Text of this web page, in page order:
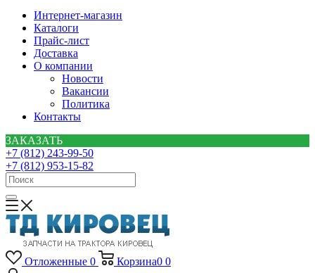
Интернет-магазин
Каталоги
Прайс-лист
Доставка
О компании
Новости
Вакансии
Политика
Контакты
ЗАКАЗАТЬ
+7 (812) 243-99-50
+7 (812) 953-15-82
Отложенные 0 Корзина0 0